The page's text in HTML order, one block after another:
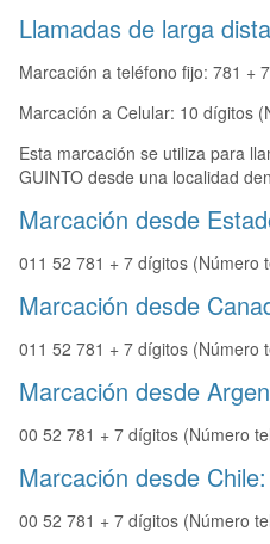
Llamadas de larga
Marcación a teléfono fijo: 781 +
Marcación a Celular: 10 dígitos
Esta marcación se utiliza para
GUINTO desde una localidad
Marcación desde
011 52 781 + 7 dígitos (Número
Marcación desde
011 52 781 + 7 dígitos (Número
Marcación desde
00 52 781 + 7 dígitos (Número
Marcación desde Chile:
00 52 781 + 7 dígitos (Número